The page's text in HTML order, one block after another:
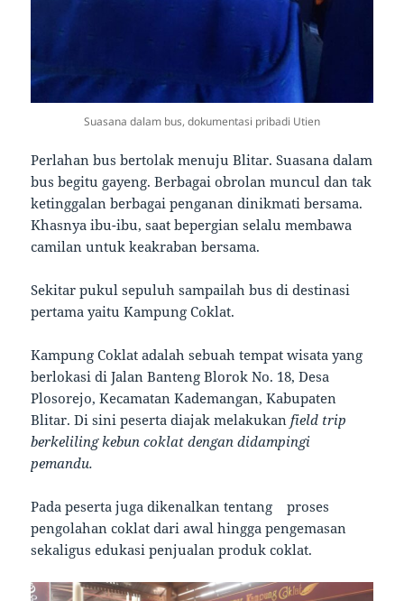
Suasana dalam bus, dokumentasi pribadi Utien
Perlahan bus bertolak menuju Blitar. Suasana dalam
bus begitu gayeng. Berbagai obrolan muncul dan tak
ketinggalan berbagai penganan dinikmati bersama.
Khasnya ibu-ibu, saat bepergian selalu membawa
camilan untuk keakraban bersama.
Sekitar pukul sepuluh sampailah bus di destinasi
pertama yaitu Kampung Coklat.
Kampung Coklat adalah sebuah tempat wisata yang
berlokasi di Jalan Banteng Blorok No. 18, Desa
Plosorejo, Kecamatan Kademangan, Kabupaten
Blitar. Di sini peserta diajak melakukan field trip
berkeliling kebun coklat dengan didampingi
pemandu.
Pada peserta juga dikenalkan tentang proses
pengolahan coklat dari awal hingga pengemasan
sekaligus edukasi penjualan produk coklat.